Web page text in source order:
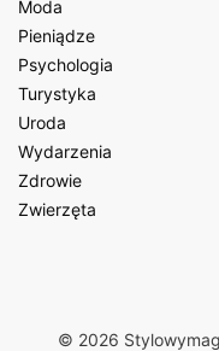
Moda
Pieniądze
Psychologia
Turystyka
Uroda
Wydarzenia
Zdrowie
Zwierzęta
© 2026